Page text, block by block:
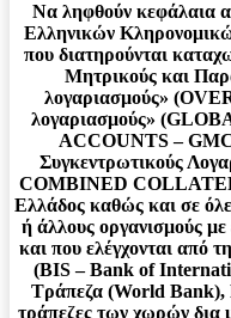
Να ληφθούν κεφάλαια
Ελληνικών
που διατηρούνται
Μητρικούς και
λογαριασμούς»
λογαριασμούς»
ACCOUNTS – GMC
Συγκεντρωτικούς
COMBINED
Ελλάδος καθώς και σε
ή άλλους οργανισμούς
και που ελέγχονται από
(BIS – Bank of
Τράπεζα (World Bank),
τράπεζες των χωρών δια